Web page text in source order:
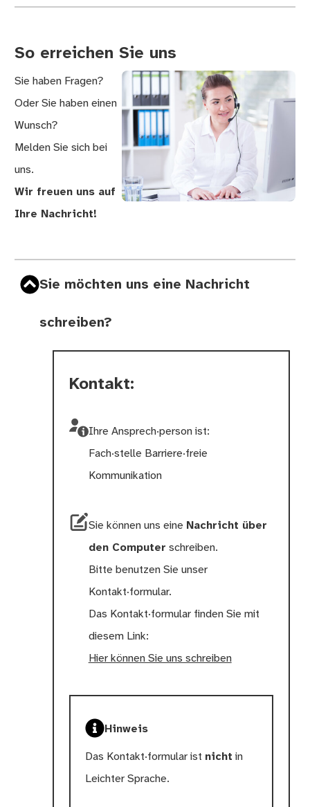
So erreichen Sie uns
Sie haben Fragen?
Oder Sie haben einen
Wunsch?
Melden Sie sich bei
uns.
Wir freuen uns auf
Ihre Nachricht!
Sie möchten uns eine Nachricht
schreiben?
Kontakt:
Ihre Ansprech·person ist:
Fach·stelle Barriere·freie
Kommunikation
Sie können uns eine Nachricht über
den Computer schreiben.
Bitte benutzen Sie unser
Kontakt∙formular.
Das Kontakt∙formular finden Sie mit
diesem Link:
Hier können Sie uns schreiben
Hinweis
Das Kontakt·formular ist nicht in
Leichter Sprache.